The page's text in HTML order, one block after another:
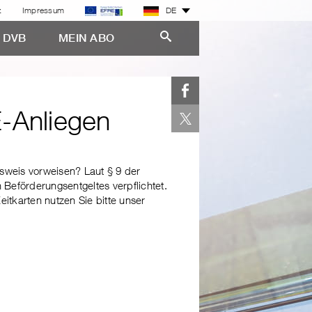
Impressum DE
DVB MEIN ABO
Anliegen
vorweisen? Laut § 9 der
verpflichtet.
nutzen Sie bitte unser